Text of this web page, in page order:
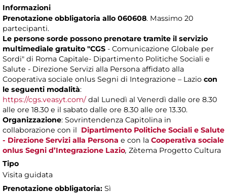
Informazioni
Prenotazione obbligatoria allo 060608. Massimo 20
partecipanti.
Le persone sorde possono prenotare tramite il servizio
multimediale gratuito "CGS - Comunicazione Globale per
Sordi" di Roma Capitale- Dipartimento Politiche Sociali e
Salute - Direzione Servizi alla Persona affidato alla
Cooperativa sociale onlus Segni di Integrazione – Lazio con
le seguenti modalità:
https://cgs.veasyt.com/dal Lunedì al Venerdì dalle ore 8.30
alle ore 18.30 e il sabato dalle ore 8.30 alle ore 13.30.
Organizzazione: Sovrintendenza Capitolina in
collaborazione con il Dipartimento Politiche Sociali e Salute
- Direzione Servizi alla Persona e con la Cooperativa sociale
onlus Segni d’Integrazione Lazio, Zètema Progetto Cultura
Tipo
Visita guidata
Prenotazione obbligatoria: Sì